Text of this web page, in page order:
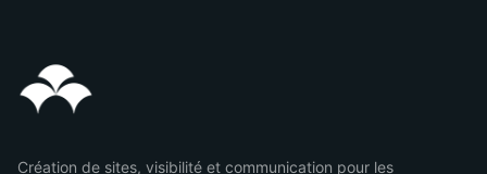
Création de sites, visibilité et communication pour les